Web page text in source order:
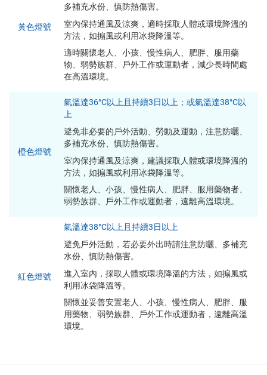
黃色燈號
多補充水份、慎防熱傷害。
室內保持通風及涼爽，適時採取人體或環境降溫的
方法，如搧風或利用冰袋降溫等。
適時關懷老人、小孩、慢性病人、肥胖、服用藥
物、弱勢族群、戶外工作或運動者，減少長時間處
在高溫環境。
橙色燈號
氣溫達36°C以上且持續3日以上；或氣溫達38°C以
上
避免非必要的戶外活動、勞動及運動，注意防曬、
多補充水份、慎防熱傷害。
室內保持通風及涼爽，建議採取人體或環境降溫的
方法，如搧風或利用冰袋降溫等。
關懷老人、小孩、慢性病人、肥胖、服用藥物者、
弱勢族群、戶外工作或運動者，遠離高溫環境。
紅色燈號
氣溫達38°C以上且持續3日以上
避免戶外活動，若必要外出時請注意防曬、多補充
水份、慎防熱傷害。
進入室內，採取人體或環境降溫的方法，如搧風或
利用冰袋降溫等。
關懷並妥善安置老人、小孩、慢性病人、肥胖、服
用藥物、弱勢族群、戶外工作或運動者，遠離高溫
環境。